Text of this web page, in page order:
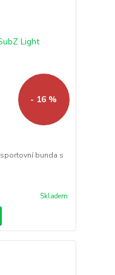
- 16 %
bunda s
Skladem